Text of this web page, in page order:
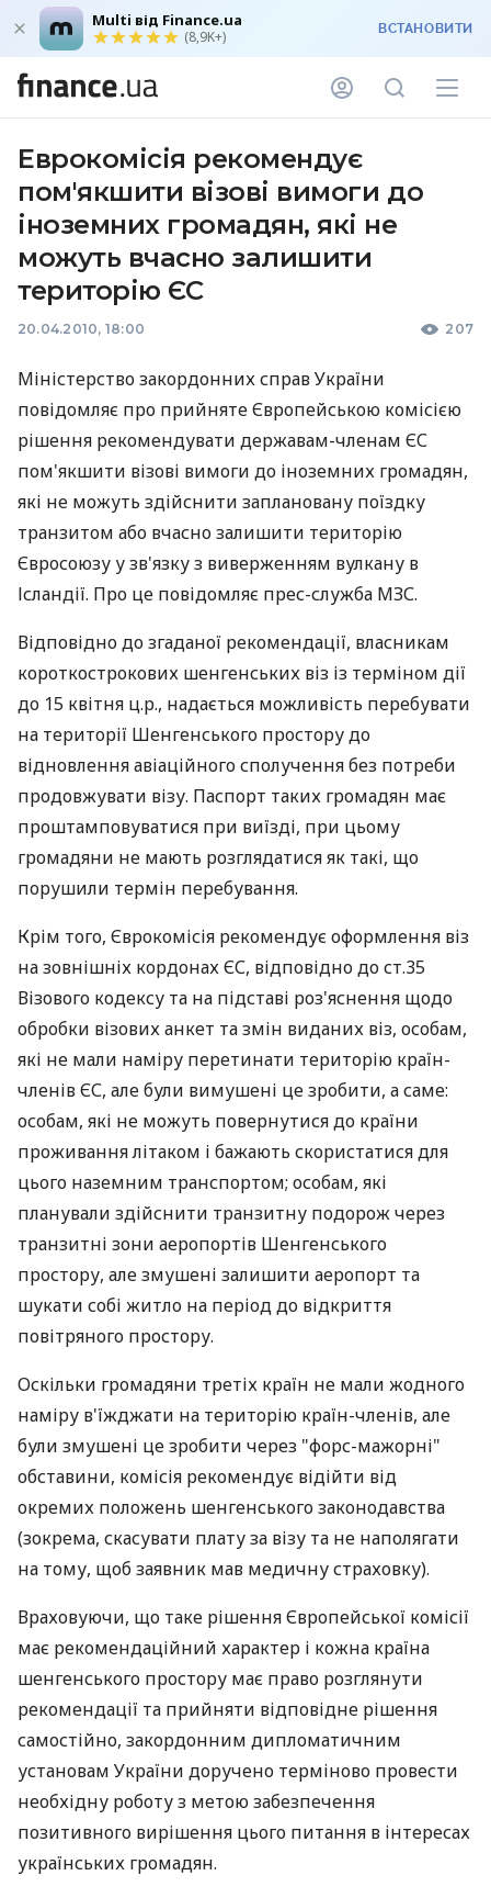
Multi від Finance.ua
(8,9K+) ВСТАНОВИТИ
Еврокомісія рекомендує
пом'якшити візові вимоги до
іноземних громадян, які не
можуть вчасно залишити
територію ЄС
20.04.2010, 18:00 207
Міністерство закордонних справ України
повідомляє про прийняте Європейською комісією
рішення рекомендувати державам-членам ЄС
пом'якшити візові вимоги до іноземних громадян,
які не можуть здійснити заплановану поїздку
транзитом або вчасно залишити територію
Євросоюзу у зв'язку з виверженням вулкану в
Ісландії. Про це повідомляє прес-служба МЗС.
Відповідно до згаданої рекомендації, власникам
короткострокових шенгенських віз із терміном дії
до 15 квітня ц.р., надається можливість перебувати
на території Шенгенського простору до
відновлення авіаційного сполучення без потреби
продовжувати візу. Паспорт таких громадян має
проштамповуватися при виїзді, при цьому
громадяни не мають розглядатися як такі, що
порушили термін перебування.
Крім того, Єврокомісія рекомендує оформлення віз
на зовнішніх кордонах ЄС, відповідно до ст.35
Візового кодексу та на підставі роз'яснення щодо
обробки візових анкет та змін виданих віз, особам,
які не мали наміру перетинати територію країн-
членів ЄС, але були вимушені це зробити, а саме:
особам, які не можуть повернутися до країни
проживання літаком і бажають скористатися для
цього наземним транспортом; особам, які
планували здійснити транзитну подорож через
транзитні зони аеропортів Шенгенського
простору, але змушені залишити аеропорт та
шукати собі житло на період до відкриття
повітряного простору.
Оскільки громадяни третіх країн не мали жодного
наміру в'їжджати на територію країн-членів, але
були змушені це зробити через "форс-мажорні"
обставини, комісія рекомендує відійти від
окремих положень шенгенського законодавства
(зокрема, скасувати плату за візу та не наполягати
на тому, щоб заявник мав медичну страховку).
Враховуючи, що таке рішення Європейської комісії
має рекомендаційний характер і кожна країна
шенгенського простору має право розглянути
рекомендації та прийняти відповідне рішення
самостійно, закордонним дипломатичним
установам України доручено терміново провести
необхідну роботу з метою забезпечення
позитивного вирішення цього питання в інтересах
українських громадян.